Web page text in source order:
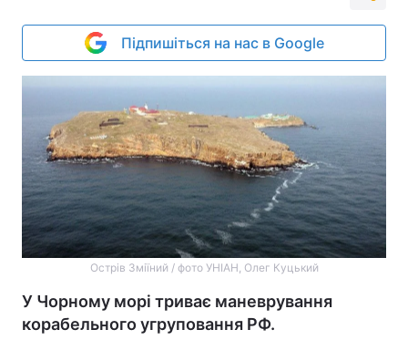
Підпишіться на нас в Google
Острів Зміїний / фото УНІАН, Олег Куцький
У Чорному морі триває маневрування
корабельного угруповання РФ.